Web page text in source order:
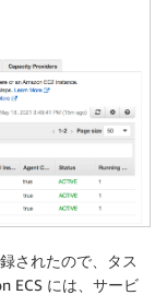
されたので、タス
ECS には、サービ